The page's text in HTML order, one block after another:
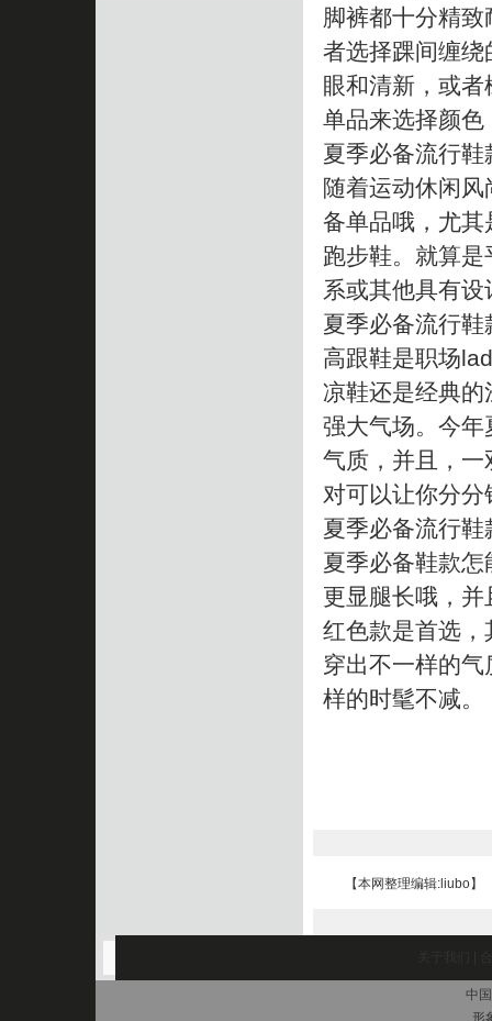
脚裤都十分精
者选择踝间缠
眼和清新，或
单品来选择颜
夏季必备流行
随着运动休闲
备单品哦，尤
跑步鞋。就算
系或其他具有
夏季必备流行
高跟鞋是职场
凉鞋还是经典
强大气场。今
气质，并且，
对可以让你分
夏季必备流行
夏季必备鞋款
更显腿长哦，
红色款是首选
穿出不一样的
样的时髦不减。
【本网整理编辑:liubo】
中
形